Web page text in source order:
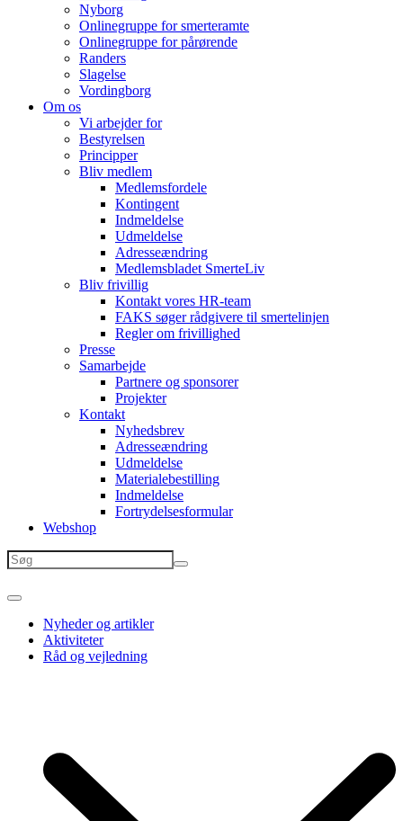
Nyborg
Onlinegruppe for smerteramte
Onlinegruppe for pårørende
Randers
Slagelse
Vordingborg
Om os
Vi arbejder for
Bestyrelsen
Principper
Bliv medlem
Medlemsfordele
Kontingent
Indmeldelse
Udmeldelse
Adresseændring
Medlemsbladet SmerteLiv
Bliv frivillig
Kontakt vores HR-team
FAKS søger rådgivere til smertelinjen
Regler om frivillighed
Presse
Samarbejde
Partnere og sponsorer
Projekter
Kontakt
Nyhedsbrev
Adresseændring
Udmeldelse
Materialebestilling
Indmeldelse
Fortrydelsesformular
Webshop
Nyheder og artikler
Aktiviteter
Råd og vejledning